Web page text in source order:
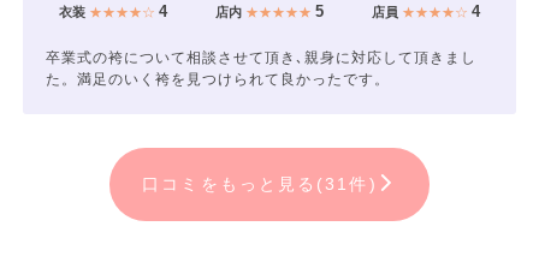
衣装★★★★☆ 4 店内★★★★★ 5 店員 ★★★★☆4
卒業式の袴について相談させて頂き､親身に対応して頂きまし
た。満足のいく袴を見つけられて良かったです。
口コミをもっと見る(31件)